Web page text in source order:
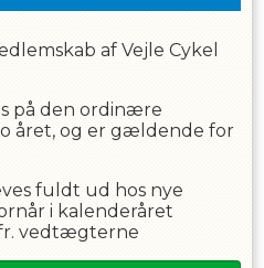
af Vejle Cykel
på den ordinære
året, og er gældende for
fuldt ud hos nye
i kalenderåret
vedtægterne